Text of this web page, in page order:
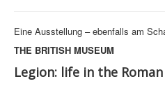
Eine Ausstellung – ebenfalls am
THE BRITISH MUSEUM
Legion: life in the